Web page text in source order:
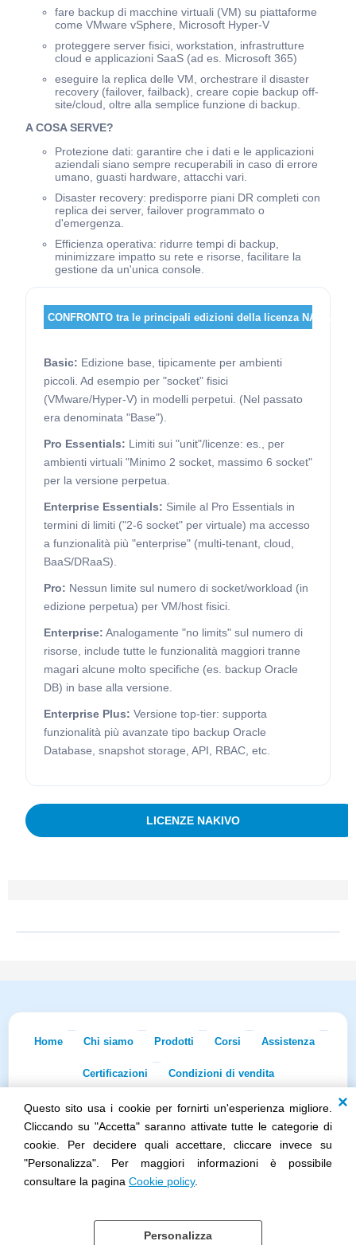
Questo sito usa i cookie per fornirti un'esperienza migliore.
Cliccando su "Accetta" saranno attivate tutte le categorie di
cookie. Per decidere quali accettare, cliccare invece su
"Personalizza". Per maggiori informazioni è possibile
consultare la pagina Cookie policy.
Personalizza
fare backup di macchine virtuali (VM) su piattaforme
come VMware vSphere, Microsoft Hyper-V
proteggere server fisici, workstation, infrastrutture
cloud e applicazioni SaaS (ad es. Microsoft 365)
eseguire la replica delle VM, orchestrare il disaster
recovery (failover, failback), creare copie backup off-
site/cloud, oltre alla semplice funzione di backup.
A COSA SERVE?
Protezione dati: garantire che i dati e le applicazioni
aziendali siano sempre recuperabili in caso di errore
umano, guasti hardware, attacchi vari.
Disaster recovery: predisporre piani DR completi con
replica dei server, failover programmato o
d'emergenza.
Efficienza operativa: ridurre tempi di backup,
minimizzare impatto su rete e risorse, facilitare la
gestione da un'unica console.
CONFRONTO tra le principali edizioni della licenza NAKIVO:
Basic: Edizione base, tipicamente per ambienti
piccoli. Ad esempio per "socket" fisici
(VMware/Hyper-V) in modelli perpetui. (Nel passato
era denominata "Base").
Pro Essentials: Limiti sui "unit"/licenze: es., per
ambienti virtuali "Minimo 2 socket, massimo 6 socket"
per la versione perpetua.
Enterprise Essentials: Simile al Pro Essentials in
termini di limiti ("2-6 socket" per virtuale) ma accesso
a funzionalità più "enterprise" (multi-tenant, cloud,
BaaS/DRaaS).
Pro: Nessun limite sul numero di socket/workload (in
edizione perpetua) per VM/host fisici.
Enterprise: Analogamente "no limits" sul numero di
risorse, include tutte le funzionalità maggiori tranne
magari alcune molto specifiche (es. backup Oracle
DB) in base alla versione.
Enterprise Plus: Versione top-tier: supporta
funzionalità più avanzate tipo backup Oracle
Database, snapshot storage, API, RBAC, etc.
LICENZE NAKIVO
Home Chi siamo Prodotti Corsi Assistenza
Certificazioni Condizioni di vendita
Econnet s.r.l. · Sede Legale: Via Dei Lapidari 20/B · 40129 Bologna · Tel.
051/5873322· Fax 051/7456973 · iscr. REA BO-0481011 · P.IVA
Società soggetta all'attività di direzione e coordinamento di Skillworks
Holding s.r.l. · Sede Legale: Via Vittorio Emanuele II 28 · Roncadelle (BS)
- C.F. 04151440981